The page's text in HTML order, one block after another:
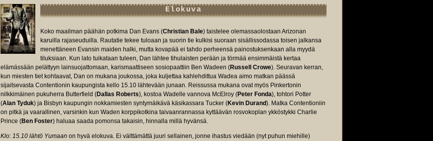
Elokuva
Koko maailman päähän potkima Dan Evans (Christian Bale) taistelee olemassaolostaan Arizonan
karuilla rajaseuduilla. Rautatie tekee tuloaan ja suorin tie kulkisi suoraan sisällissodassa toisen jalkansa
menettäneen Evansin maiden halki, mutta kovapää ei tahdo perheensä painostuksenkaan alla myydä
tiluksiaan. Kun lato tuikataan tuleen, Dan lähtee tihulaisten perään ja törmää ensimmäistä kertaa
elämässään pelättyyn lainsuojattomaan, karismaattiseen sosiopaattiin Ben Wadeen (Russell Crowe). Seuravan kerran,
kun miesten tiet kohtaavat, Dan on mukana joukossa, joka kuljettaa kahlehdittua Wadea aimo matkan päässä
sijaitsevasta Contentionin kaupungista kello 15.10 lähtevään junaan. Reissussa mukana ovat myös Pinkertonin
nilkkimäinen pukuherra Butterfield (Dallas Roberts), kostoa Wadelle vannova McElroy (Peter Fonda), tohtori Potter
(Alan Tyduk) ja Bisbyn kaupungin nokkamiesten syntymäikävä käsikassara Tucker (Kevin Durand). Matka Contentioniin
on pitkä ja vaarallinen, varsinkin kun Waden korppikotkina taivaanrannassa kyttäävän rosvokoplan ykköstykki Charlie
Prince (Ben Foster) haluaa saada pomonsa takaisin, hinnalla millä hyvänsä.
Klo: 15.10 lähtö Yumaan on hyvä elokuva. Ei välttämättä juuri sellainen, jonne ihastus viedään (nyt puhun miehille)